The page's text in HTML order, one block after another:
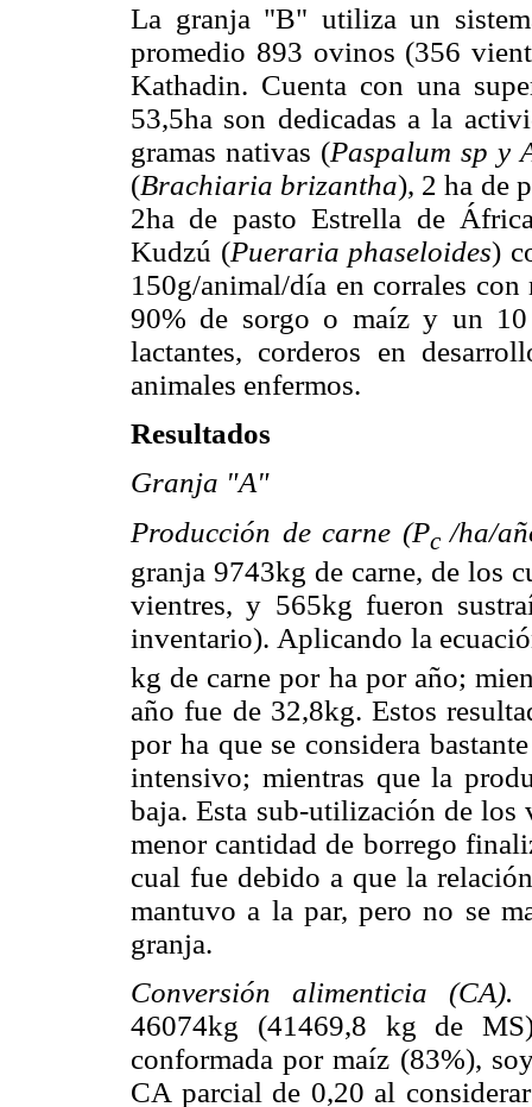
La granja "B" utiliza un
promedio 893 ovinos (356
Kathadin. Cuenta con una
53,5ha son dedicadas a la
gramas nativas (Paspalum sp y
(Brachiaria brizantha), 2 ha de
2ha de pasto Estrella de
Kudzú (Pueraria phaseloides)
150g/animal/día en corrales
90% de sorgo o maíz y un
lactantes, corderos en
animales enfermos.
Resultados
Granja "A"
Producción de carne (Pc/ha/
granja 9743kg de carne, de los
vientres, y 565kg fueron
inventario). Aplicando la
kg de carne por ha por año;
año fue de 32,8kg. Estos
por ha que se considera
intensivo; mientras que la
baja. Esta sub-utilización de los
menor cantidad de borrego
cual fue debido a que la
mantuvo a la par, pero no se
granja.
Conversión alimenticia (CA).
46074kg (41469,8 kg de
conformada por maíz (83%),
CA parcial de 0,20 al